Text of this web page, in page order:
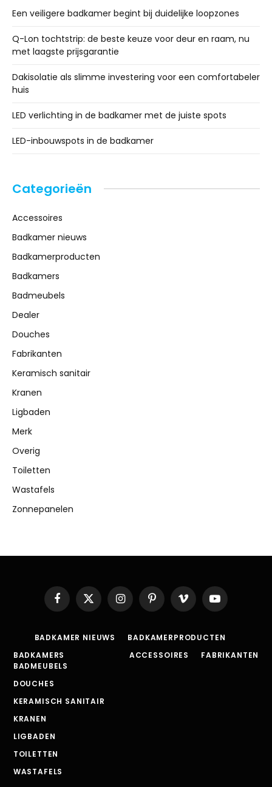
Een veiligere badkamer begint bij duidelijke loopzones
Q-Lon tochtstrip: de beste keuze voor deur en raam, nu
met laagste prijsgarantie
Dakisolatie als slimme investering voor een comfortabeler
huis
LED verlichting in de badkamer met de juiste spots
LED-inbouwspots in de badkamer
Categorieën
Accessoires
Badkamer nieuws
Badkamerproducten
Badkamers
Badmeubels
Dealer
Douches
Fabrikanten
Keramisch sanitair
Kranen
Ligbaden
Merk
Overig
Toiletten
Wastafels
Zonnepanelen
Facebook
X
(Twitter)
InstagramPinterestVimeo YouTube
BADKAMER NIEUWS
BADKAMERPRODUCTEN
BADKAMERS
BADMEUBELS
DOUCHES
KERAMISCH SANITAIR
KRANEN
LIGBADEN
TOILETTEN
WASTAFELS
ACCESSOIRES FABRIKANTEN